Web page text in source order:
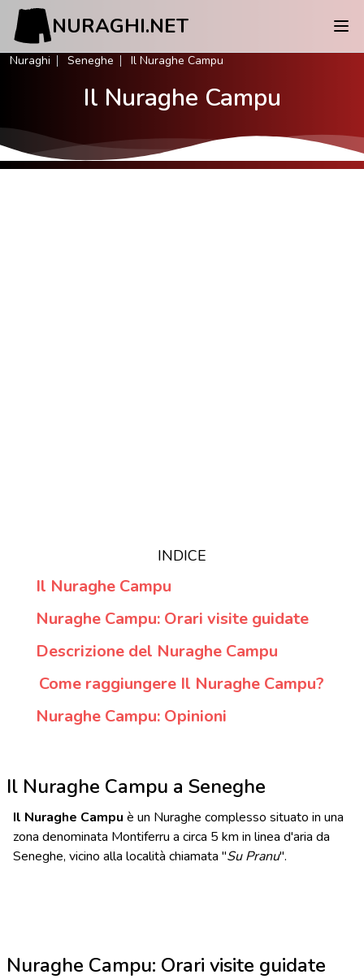
NURAGHI.NET
Nuraghi Seneghe Il Nuraghe Campu
Il Nuraghe Campu
INDICE
Il Nuraghe Campu
Nuraghe Campu: Orari visite guidate
Descrizione del Nuraghe Campu
Come raggiungere Il Nuraghe Campu?
Nuraghe Campu: Opinioni
Il Nuraghe Campu a Seneghe
Il Nuraghe Campu è un Nuraghe complesso situato in una
zona denominata Montiferru a circa 5 km in linea d'aria da
Seneghe, vicino alla località chiamata "Su Pranu".
Nuraghe Campu: Orari visite guidate